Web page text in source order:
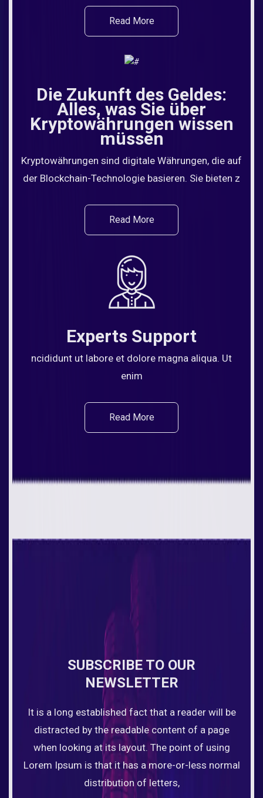
Read More
Die Zukunft des Geldes:
Alles, was Sie über
Kryptowährungen wissen
müssen
Kryptowährungen sind digitale Währungen, die auf
der Blockchain-Technologie basieren. Sie bieten z
Read More
Experts Support
ncididunt ut labore et dolore magna aliqua. Ut
enim
Read More
SUBSCRIBE TO OUR
NEWSLETTER
It is a long established fact that a reader will be
distracted by the readable content of a page
when looking at its layout. The point of using
Lorem Ipsum is that it has a more-or-less normal
distribution of letters,